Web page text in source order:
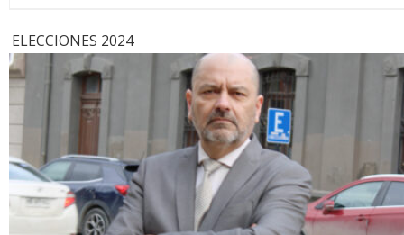
ELECCIONES 2024